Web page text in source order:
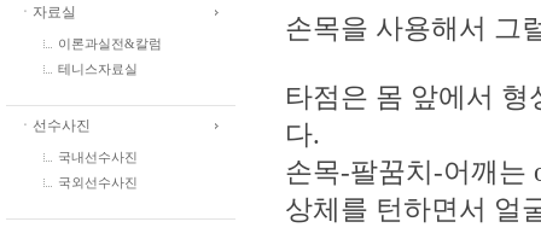
ㆍ자료실
이론과실전&칼럼
테니스자료실
ㆍ선수사진
국내선수사진
국외선수사진
손목을 사용해서 그
타점은 몸 앞에서
다.
손목-팔꿈치-어깨는
상체를 턴하면서 얼